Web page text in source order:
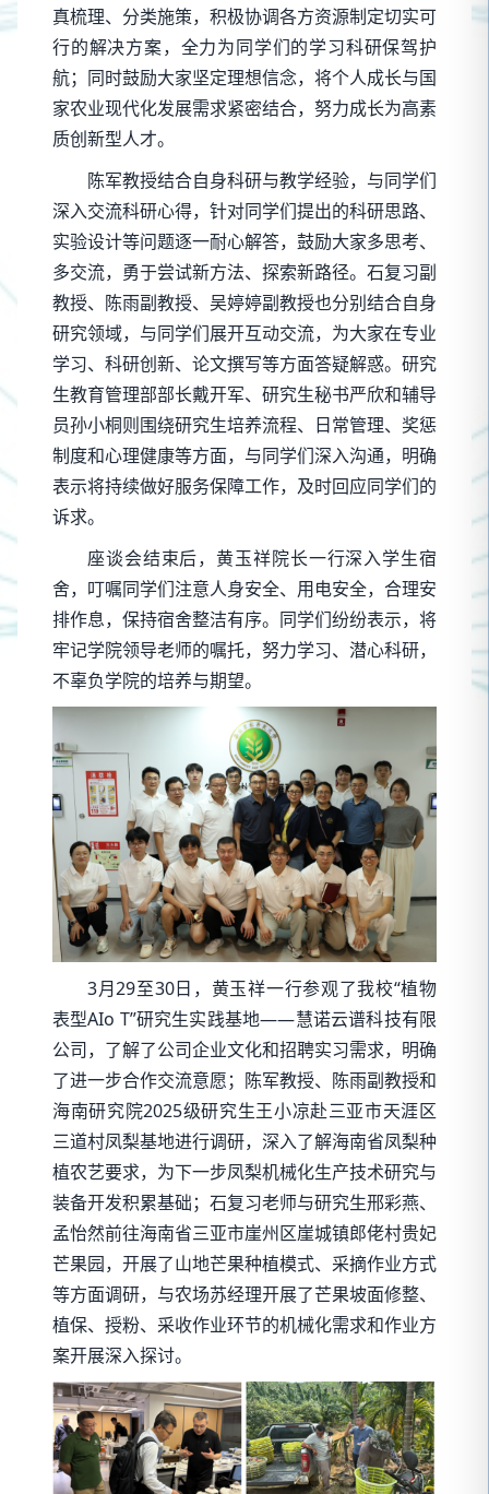
真梳理、分类施策，积极协调各方资源制定切实可
行的解决方案，全力为同学们的学习科研保驾护
航；同时鼓励大家坚定理想信念，将个人成长与国
家农业现代化发展需求紧密结合，努力成长为高素
质创新型人才。
陈军教授结合自身科研与教学经验，与同学们
深入交流科研心得，针对同学们提出的科研思路、
实验设计等问题逐一耐心解答，鼓励大家多思考、
多交流，勇于尝试新方法、探索新路径。石复习副
教授、陈雨副教授、吴婷婷副教授也分别结合自身
研究领域，与同学们展开互动交流，为大家在专业
学习、科研创新、论文撰写等方面答疑解惑。研究
生教育管理部部长戴开军、研究生秘书严欣和辅导
员孙小桐则围绕研究生培养流程、日常管理、奖惩
制度和心理健康等方面，与同学们深入沟通，明确
表示将持续做好服务保障工作，及时回应同学们的
诉求。
座谈会结束后，黄玉祥院长一行深入学生宿
舍，叮嘱同学们注意人身安全、用电安全，合理安
排作息，保持宿舍整洁有序。同学们纷纷表示，将
牢记学院领导老师的嘱托，努力学习、潜心科研，
不辜负学院的培养与期望。
3月29至30日，黄玉祥一行参观了我校“植物
表型AIo T”研究生实践基地——慧诺云谱科技有限
公司，了解了公司企业文化和招聘实习需求，明确
了进一步合作交流意愿；陈军教授、陈雨副教授和
海南研究院2025级研究生王小凉赴三亚市天涯区
三道村凤梨基地进行调研，深入了解海南省凤梨种
植农艺要求，为下一步凤梨机械化生产技术研究与
装备开发积累基础；石复习老师与研究生邢彩燕、
孟怡然前往海南省三亚市崖州区崖城镇郎佬村贵妃
芒果园，开展了山地芒果种植模式、采摘作业方式
等方面调研，与农场苏经理开展了芒果坡面修整、
植保、授粉、采收作业环节的机械化需求和作业方
案开展深入探讨。